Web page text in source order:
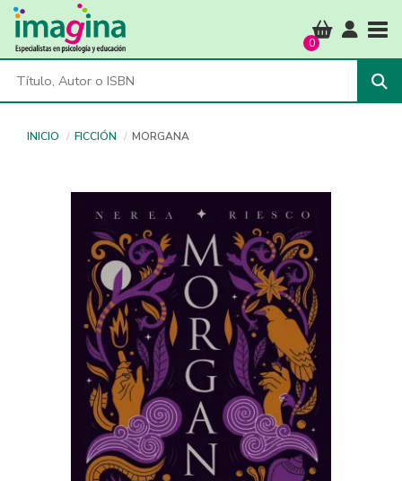
0
INICIO FICCIÓN MORGANA